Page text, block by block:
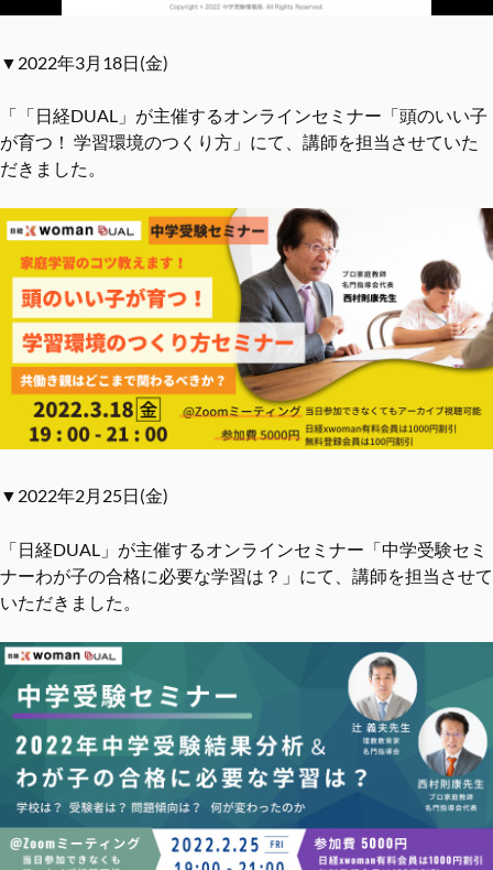
▼2022年3月18日(金)
「「日経DUAL」が主催するオンラインセミナー「頭のいい子
が育つ！ 学習環境のつくり方」にて、講師を担当させていた
だきました。
▼2022年2月25日(金)
「日経DUAL」が主催するオンラインセミナー「中学受験セミ
ナーわが子の合格に必要な学習は？」にて、講師を担当させて
いただきました。